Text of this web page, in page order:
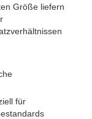
Größe liefern
für